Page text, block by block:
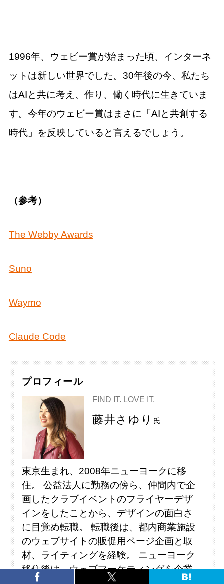
1996年、ウェビー賞が始まった頃、インターネ
ットは新しい世界でした。30年後の今、私たち
はAIと共に考え、作り、働く時代に生きていま
す。今年のウェビー賞はまさに「AIと共創する
時代」を反映していると言えるでしょう。
（参考）
The Webby Awards
Suno
Waymo
Claude Code
プロフィール
FIND IT. LOVE IT.
藤井さゆり 氏
東京生まれ、2008年ニューヨークに移
住。 公益法人に勤務の傍ら、仲間内で企
画したクラブイベントのフライヤーデザ
インをしたことから、デザインの面白さ
に目覚め転職。 転職後は、都内商業施設
のウェブサイトの販促用ページ企画と取
材、ライティングを経験。 ニューヨーク
移住後は、ウェブマーケティングを企業